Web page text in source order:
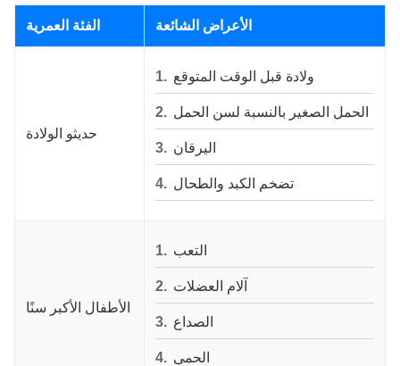
الفئة العمرية الأعراض الشائعة
حديثو الولادة
ولادة قبل الوقت المتوقع
الحمل الصغير بالنسبة لسن الحمل
اليرقان
تضخم الكبد والطحال
الأطفال الأكبر سنًا
التعب
آلام العضلات
الصداع
الحمى